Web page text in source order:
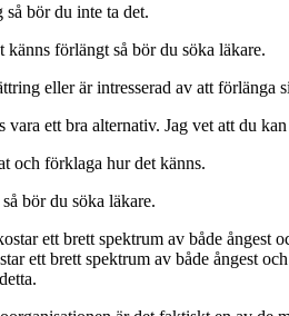
bör du inte ta det.
förlängt så bör du söka läkare.
eller är intresserad av att förlänga
ett bra alternativ. Jag vet att du
och förklaga hur det känns.
bör du söka läkare.
ett brett spektrum av både
ett brett spektrum av både ångest